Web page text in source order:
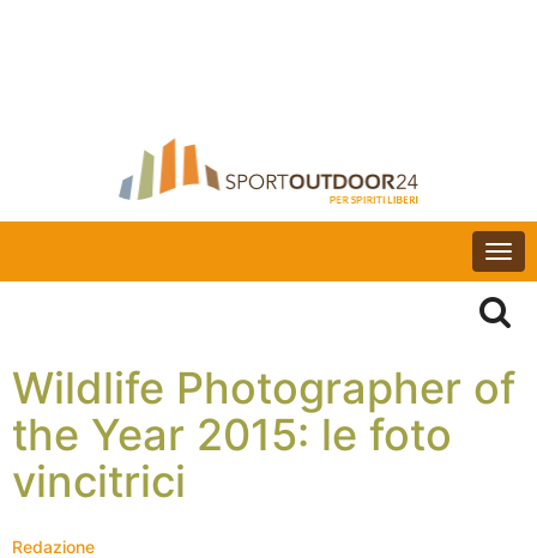
Wildlife Photographer of
the Year 2015: le foto
vincitrici
Redazione